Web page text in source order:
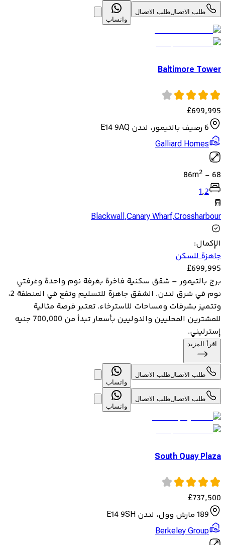
طلب الاتصالطلب الاتصال
واتساب
Baltimore Tower
£699,995
6 رصيف بالتيمور، لندن E14 9AQ
Galliard Homes
68
-
86m2
1,2
Blackwall,Canary Wharf,Crossharbour
الإكمال:
جاهزة للسكن
£699,995
برج بالتيمور – شقق سكنية فاخرة بغرفة نوم واحدة وغرفتي
نوم في شرق لندن. الشقق جاهزة للتسليم وتقع في المنطقة 2،
وتتميز بشرفات ومساحات للاسترخاء. تعتبر فرصة مثالية
للمشترين المحليين والدوليين بأسعار تبدأ من 700,000 جنيه
إسترليني.
اقرأ المزيد
طلب الاتصالطلب الاتصال
واتساب
طلب الاتصالطلب الاتصال
واتساب
South Quay Plaza
£737,500
189 مارش وول، لندن E14 9SH
Berkeley Group